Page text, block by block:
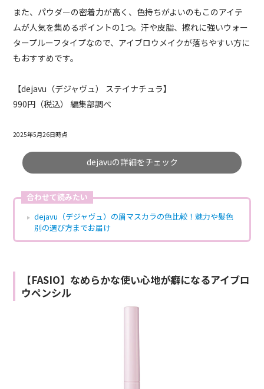
また、パウダーの密着力が高く、色持ちがよいのもこのアイテ
ムが人気を集めるポイントの1つ。汗や皮脂、擦れに強いウォー
タープルーフタイプなので、アイブロウメイクが落ちやすい方に
もおすすめです。
【dejavu（デジャヴュ） ステイナチュラ】
990円（税込） 編集部調べ
2025年5月26日時点
dejavuの詳細をチェック
合わせて読みたい
dejavu（デジャヴュ）の眉マスカラの色比較！魅力や髪色
別の選び方までお届け
【FASIO】なめらかな使い心地が癖になるアイブロ
ウペンシル